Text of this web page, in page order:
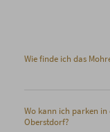
Wie finde ich das
Wo kann ich parken in
Oberstdorf?